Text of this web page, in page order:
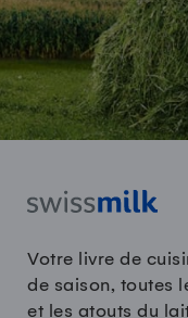
Votre livre de
de saison, toutes
et les atouts du